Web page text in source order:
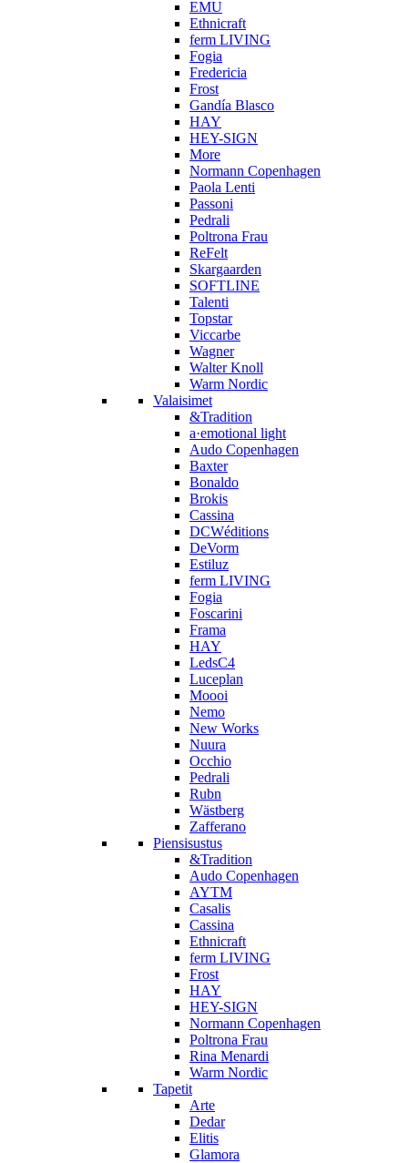
EMU
Ethnicraft
ferm LIVING
Fogia
Fredericia
Frost
Gandía Blasco
HAY
HEY-SIGN
More
Normann Copenhagen
Paola Lenti
Passoni
Pedrali
Poltrona Frau
ReFelt
Skargaarden
SOFTLINE
Talenti
Topstar
Viccarbe
Wagner
Walter Knoll
Warm Nordic
Valaisimet
&Tradition
a·emotional light
Audo Copenhagen
Baxter
Bonaldo
Brokis
Cassina
DCWéditions
DeVorm
Estiluz
ferm LIVING
Fogia
Foscarini
Frama
HAY
LedsC4
Luceplan
Moooi
Nemo
New Works
Nuura
Occhio
Pedrali
Rubn
Wästberg
Zafferano
Piensisustus
&Tradition
Audo Copenhagen
AYTM
Casalis
Cassina
Ethnicraft
ferm LIVING
Frost
HAY
HEY-SIGN
Normann Copenhagen
Poltrona Frau
Rina Menardi
Warm Nordic
Tapetit
Arte
Dedar
Elitis
Glamora